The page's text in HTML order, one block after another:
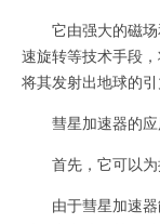
它由强大的磁场
速旋转等技术手段
将其发射出地球的
彗星加速器的应
首先，它可以为
由于彗星加速器